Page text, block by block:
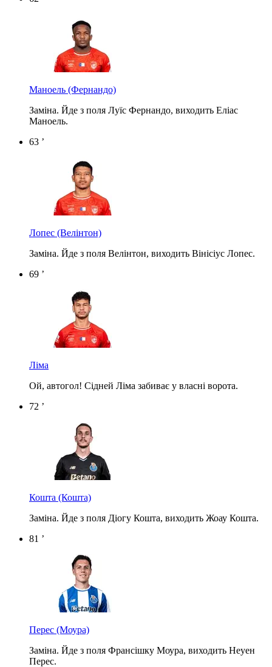
Маноель (Фернандо)
Заміна. Йде з поля Луїс Фернандо, виходить Еліас
Маноель.
63 ’
Лопес (Велінтон)
Заміна. Йде з поля Велінтон, виходить Вінісіус Лопес.
69 ’
Ліма
Ой, автогол! Сідней Ліма забиває у власні ворота.
72 ’
Кошта (Кошта)
Заміна. Йде з поля Діогу Кошта, виходить Жоау Кошта.
81 ’
Перес (Моура)
Заміна. Йде з поля Франсішку Моура, виходить Неуен
Перес.